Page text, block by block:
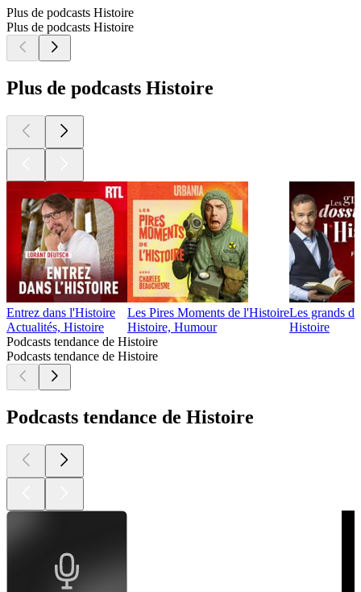
Plus de podcasts Histoire
Plus de podcasts Histoire
Plus de podcasts Histoire
Entrez dans l'Histoire
Actualités, Histoire
Les Pires Moments de l'Histoire
Histoire, Humour
Les grands
Histoire
Podcasts tendance de Histoire
Podcasts tendance de Histoire
Podcasts tendance de Histoire